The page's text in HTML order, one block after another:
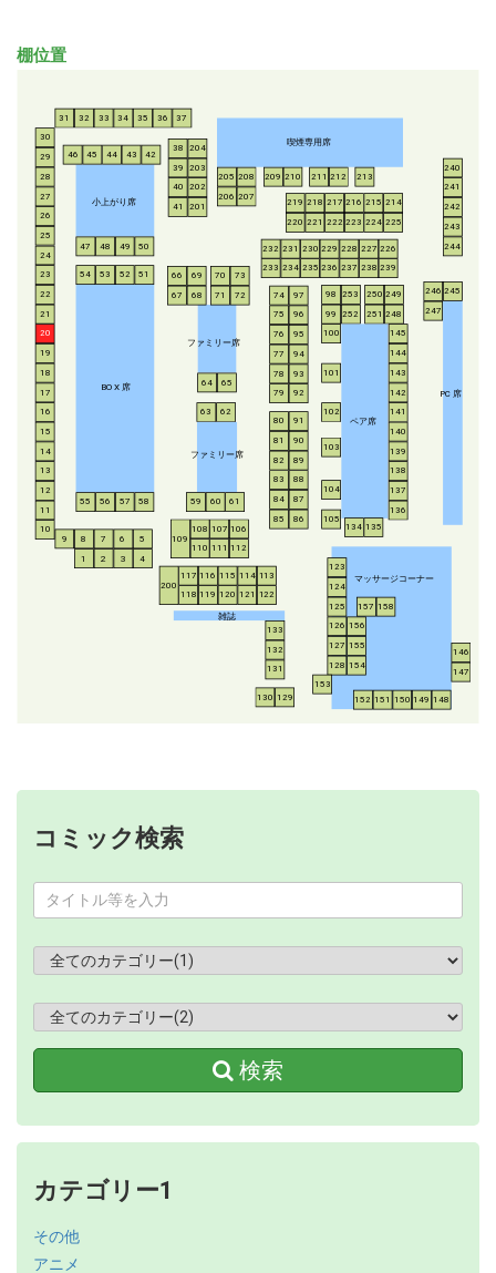
棚位置
小上がり席
BO X 席
ファミリー席
ファミリー席
喫煙専用席
ペア席
PC 席
マッサージコーナー
雑誌
1 2 3 4
5
6
7
8
9
10
11
12
13
14
15
16
17
18
19
20
21
22
23
24
25
26
27
28
29
30
31 32 33 34 35 36 37
38
39
40
41
42
43
44
45
46
47 48 49 50
51
52
53
54
55 56 57 58 59 60 61
62
63
64 65
66
67
68
69
70
71
72
73
74
75
76
77
78
79
80
81
82
83
84
85 86
87
88
89
90
91
92
93
94
95
96
97
98
99
100
101
102
103
104
105
106
107
108
109
110 111 112
113
114
115
116
117
118 119 120 121 122
123
124
125
126
127
128
129
130
131
132
133
134 135
136
137
138
139
140
141
142
143
144
145
146
147
148
149
150
151
152
153
154
155
156
157 158
200
201
202
203
204
205
206 207
208 209 210 211 212 213
214
215
216
217
218
219
220 221 222 223 224 225
226
227
228
229
230
231
232
233 234 235 236 237 238 239
240
241
242
243
244
245
246
247
248
249
250
251
252
253
コミック検索
検索
カテゴリー1
その他
アニメ